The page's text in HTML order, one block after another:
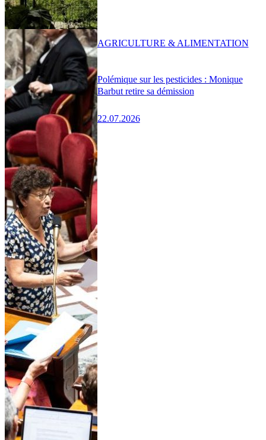
Polémique sur les pesticides : Monique
Barbut retire sa démission
22.07.2026
AGRICULTURE & ALIMENTATION